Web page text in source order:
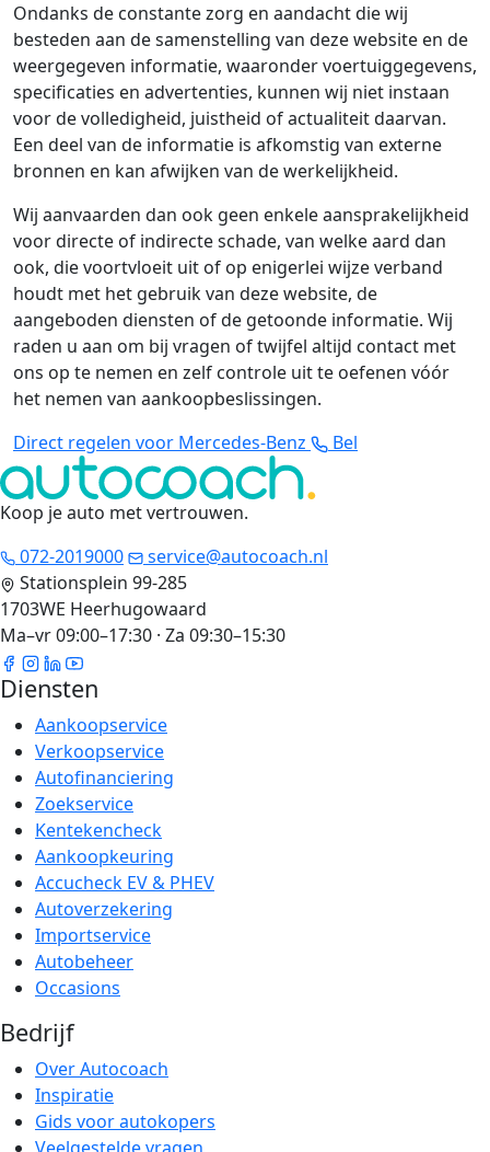
Ondanks de constante zorg en aandacht die wij
besteden aan de samenstelling van deze website en de
weergegeven informatie, waaronder voertuiggegevens,
specificaties en advertenties, kunnen wij niet instaan
voor de volledigheid, juistheid of actualiteit daarvan.
Een deel van de informatie is afkomstig van externe
bronnen en kan afwijken van de werkelijkheid.
Wij aanvaarden dan ook geen enkele aansprakelijkheid
voor directe of indirecte schade, van welke aard dan
ook, die voortvloeit uit of op enigerlei wijze verband
houdt met het gebruik van deze website, de
aangeboden diensten of de getoonde informatie. Wij
raden u aan om bij vragen of twijfel altijd contact met
ons op te nemen en zelf controle uit te oefenen vóór
het nemen van aankoopbeslissingen.
Direct regelen voor Mercedes-Benz
Bel
Koop je auto met vertrouwen.
072-2019000
service@autocoach.nl
Stationsplein 99-285
1703WE Heerhugowaard
Ma–vr 09:00–17:30 · Za 09:30–15:30
Diensten
Aankoopservice
Verkoopservice
Autofinanciering
Zoekservice
Kentekencheck
Aankoopkeuring
Accucheck EV & PHEV
Autoverzekering
Importservice
Autobeheer
Occasions
Bedrijf
Over Autocoach
Inspiratie
Gids voor autokopers